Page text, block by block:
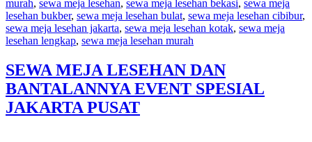
murah, sewa meja lesehan, sewa meja lesehan bekasi, sewa meja
lesehan bukber, sewa meja lesehan bulat, sewa meja lesehan cibibur,
sewa meja lesehan jakarta, sewa meja lesehan kotak, sewa meja
lesehan lengkap, sewa meja lesehan murah
SEWA MEJA LESEHAN DAN
BANTALANNYA EVENT SPESIAL
JAKARTA PUSAT